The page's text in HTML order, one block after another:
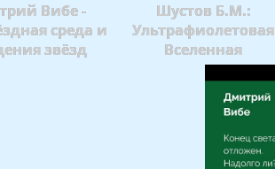
Вибе -
среда и
звёзд
Шустов Б.М.:
Ультрафиолетовая
Вселенная